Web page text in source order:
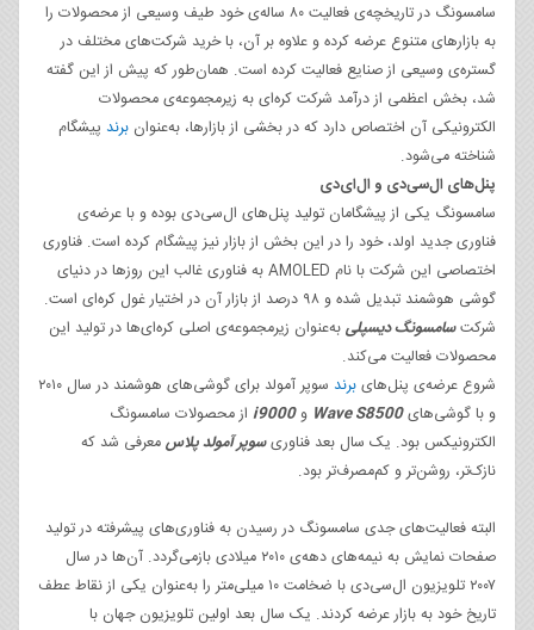
سامسونگ در تاریخچه‌‌ی فعالیت ۸۰ ساله‌ی خود طیف وسیعی از محصولات را
به بازارهای متنوع عرضه کرده و علاوه بر آن، با خرید شرکت‌های مختلف در
گستره‌ی وسیعی از صنایع فعالیت کرده است. همان‌طور که پیش از این گفته
شد، بخش اعظمی از درآمد شرکت کره‌ای به زیرمجموعه‌ی محصولات
الکترونیکی آن اختصاص دارد که در بخشی از بازارها، به‌عنوان برند پیشگام
شناخته می‌شود.
پنل‌های ال‌سی‌دی و ال‌ای‌دی
سامسونگ یکی از پیشگامان تولید پنل‌های ال‌سی‌دی بوده و با عرضه‌ی
فناوری جدید اولد، خود را در این بخش از بازار نیز پیشگام کرده است. فناوری
اختصاصی این شرکت با نام AMOLED به فناوری غالب این روزها در دنیای
گوشی‌ هوشمند تبدیل شده و ۹۸ درصد از بازار آن در اختیار غول کره‌ای است.
شرکتسامسونگ دیسپلیبه‌عنوان زیرمجموعه‌ی اصلی کره‌ای‌ها در تولید این
محصولات فعالیت می‌کند.
شروع عرضه‌ی پنل‌هایبرند
سوپر آمولد برای گوشی‌‌های هوشمند در سال ۲۰۱۰
و با گوشی‌هایWave S8500 وi9000 از محصولات سامسونگ
الکترونیکس بود. یک سال بعد فناوریسوپر آمولد پلاسمعرفی شد که
نازک‌تر، روشن‌تر و کم‌مصرف‌تر بود.
البته فعالیت‌های جدی سامسونگ در رسیدن به فناوری‌های پیشرفته در تولید
صفحات نمایش به نیمه‌های دهه‌ی ۲۰۱۰ میلادی بازمی‌گردد. آن‌ها در سال
۲۰۰۷ تلویزیون ال‌سی‌دی با ضخامت ۱۰ میلی‌متر را به‌عنوان یکی از نقاط عطف
تاریخ خود به بازار عرضه کردند. یک سال بعد اولین تلویزیون جهان با